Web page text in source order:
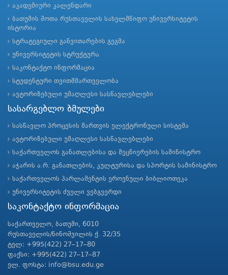
აკადემიური კალენდარი
ბათუმის შოთა რუსთაველის სახელმწიფო უნივერსიტეტის
ისტორია
სტრატეგიული განვითარების გეგმა
უნივერსიტეტის სტრუქტურა
საკონტაქტო ინფორმაცია
სტუდენტური თვითმმართველობა
ავტორიზებული უმაღლესი სასწავლებლები
სასარგებლო ბმულები
სასწავლო პროცესის მართვის ელექტრონული სისტემა
ავტორიზებული უმაღლესი სასწავლებლები
საქართველოს განათლებისა და მეცნიერების სამინისტრო
აჭარის ა.რ. განათლების, კულტურისა და სპორტის სამინისტრო
საქართველოს პარლამენტის ეროვნული ბიბლიოთეკა
უნივერსიტეტის ძველი ვებგვერდი
საკონტაქტო ინფორმაცია
საქართველო, ბათუმი, 6010
რუსთაველის/ნინოშვილის ქ. 32/35
ტელ: +995(422) 27–17–80
ფაქსი: +995(422) 27–17–87
ელ. ფოსტა: info@bsu.edu.ge